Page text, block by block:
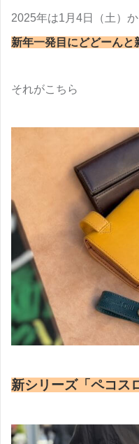
2025年は1月4日（土）
新年一発目にどどーんと
それがこちら
新シリーズ「ペコス